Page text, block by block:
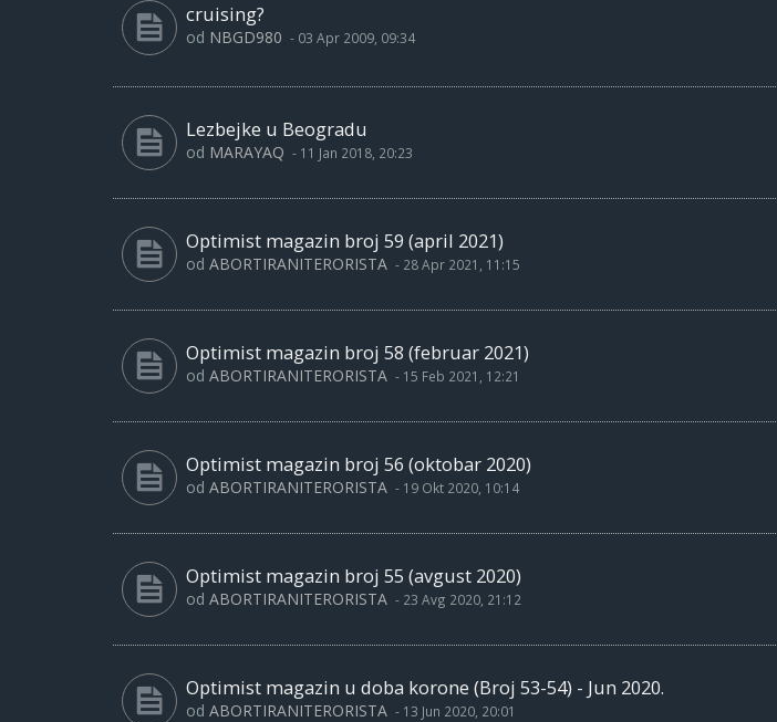
cruising?
od NBGD980 - 03 Apr 2009, 09:34
Lezbejke u Beogradu
od MARAYAQ - 11 Jan 2018, 20:23
Optimist magazin broj 59 (april 2021)
od ABORTIRANITERORISTA - 28 Apr 2021, 11:15
Optimist magazin broj 58 (februar 2021)
od ABORTIRANITERORISTA - 15 Feb 2021, 12:21
Optimist magazin broj 56 (oktobar 2020)
od ABORTIRANITERORISTA - 19 Okt 2020, 10:14
Optimist magazin broj 55 (avgust 2020)
od ABORTIRANITERORISTA - 23 Avg 2020, 21:12
Optimist magazin u doba korone (Broj 53-54) - Jun 2020.
od ABORTIRANITERORISTA - 13 Jun 2020, 20:01